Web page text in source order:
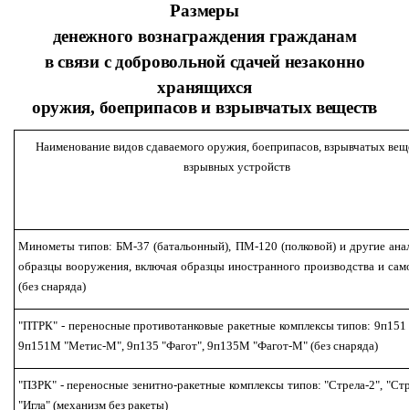
Размеры
денежного вознаграждения гражданам
в связи с добровольной сдачей незаконно
хранящихся
оружия, боеприпасов и взрывчатых веществ
Наименование видов сдаваемого оружия, боеприпасов, взрывчатых
взрывных устройств
Минометы типов: БМ-37 (батальонный), ПМ-120 (полковой) и другие
образцы вооружения, включая образцы иностранного производства и
(без снаряда)
"ПТРК" - переносные противотанковые ракетные комплексы типов:
9п151М "Метис-М", 9п135 "Фагот", 9п135М "Фагот-М" (без снаряда)
"ПЗРК" - переносные зенитно-ракетные комплексы типов: "Стрела-2",
"Игла" (механизм без ракеты)